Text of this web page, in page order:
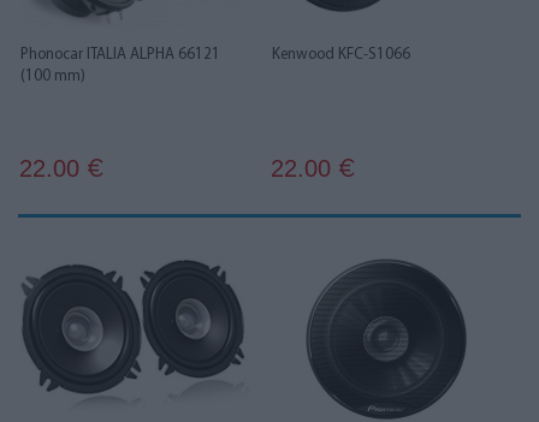
Phonocar ITALIA ALPHA 66121
(100 mm)
22.00 €
Kenwood KFC-S1066
22.00 €